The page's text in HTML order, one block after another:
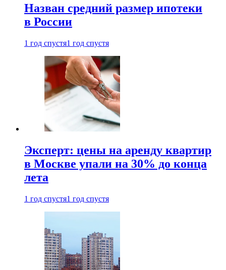
Назван средний размер ипотеки
в России
1 год спустя1 год спустя
Эксперт: цены на аренду квартир
в Москве упали на 30% до конца
лета
1 год спустя1 год спустя